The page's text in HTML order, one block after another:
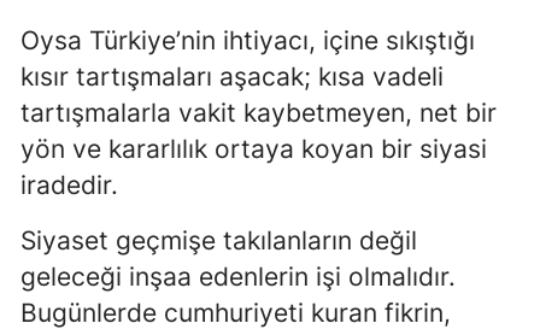
Oysa Türkiye’nin ihtiyacı, içine sıkıştığı
kısır tartışmaları aşacak; kısa vadeli
tartışmalarla vakit kaybetmeyen, net bir
yön ve kararlılık ortaya koyan bir siyasi
iradedir.
Siyaset geçmişe takılanların değil
geleceği inşaa edenlerin işi olmalıdır.
Bugünlerde cumhuriyeti kuran fikrin,